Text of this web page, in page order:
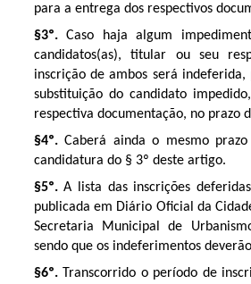
para a entrega dos respectivos
§3º.Caso haja algum
candidatos(as), titular ou seu
inscrição de ambos será
substituição do candidato
respectiva documentação, no prazo
§4º.Caberá ainda o mesmo
candidatura do § 3º deste artigo.
§5º.A lista das inscrições
publicada em Diário Oficial da
Secretaria Municipal de
sendo que os indeferimentos
§6º.Transcorrido o período de